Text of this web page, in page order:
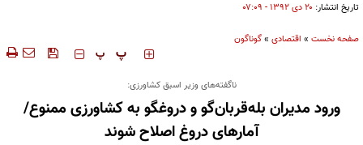
تاریخ انتشار: ۲۰ دی ۱۳۹۲ - ۰۷:۰۹
صفحه نخست » اقتصادی »گوناگون
‍‍‍ پ پ
ناگفته‌های وزیر اسبق کشاورزی:
ورود مدیران بله‌قربان‌گو و دروغگو به کشاورزی ممنوع/
آمارهای دروغ اصلاح شوند